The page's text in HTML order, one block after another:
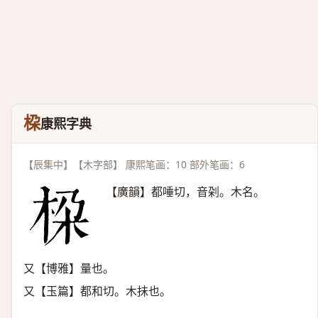
桗康熙字典
【辰集中】【木字部】 康熙笔画：10 部外笔画：6
【廣韻】都唾切，音刴。木名。
又【博雅】量也。
又【玉篇】都和切。木抺也。